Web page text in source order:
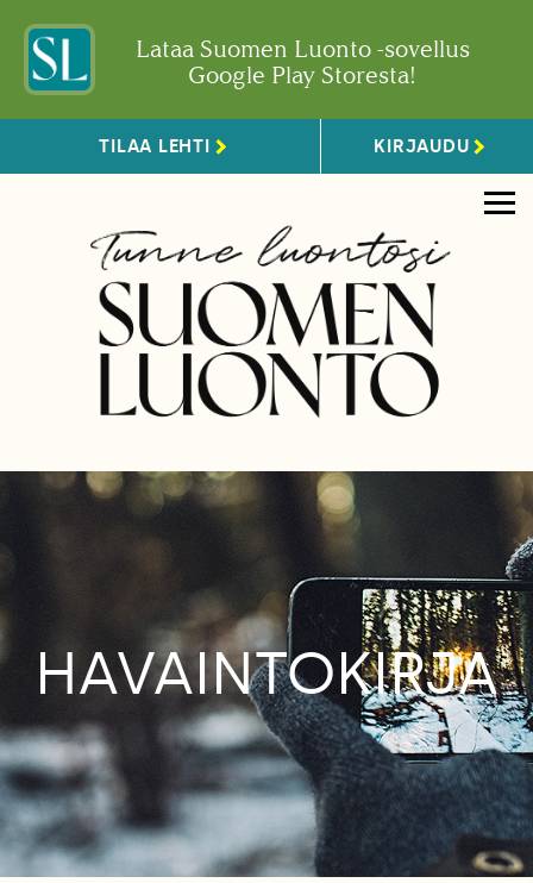
Lataa Suomen Luonto -sovellus
Google Play Storesta!
TILAA LEHTI KIRJAUDU
HAVAINTOKIRJA